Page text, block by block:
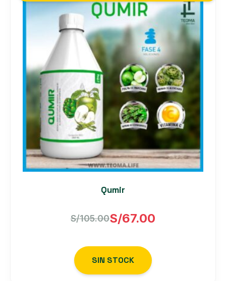
Qumir
S/105.00
El
precio
original
S/67.00
El
precio
actual
SIN STOCK